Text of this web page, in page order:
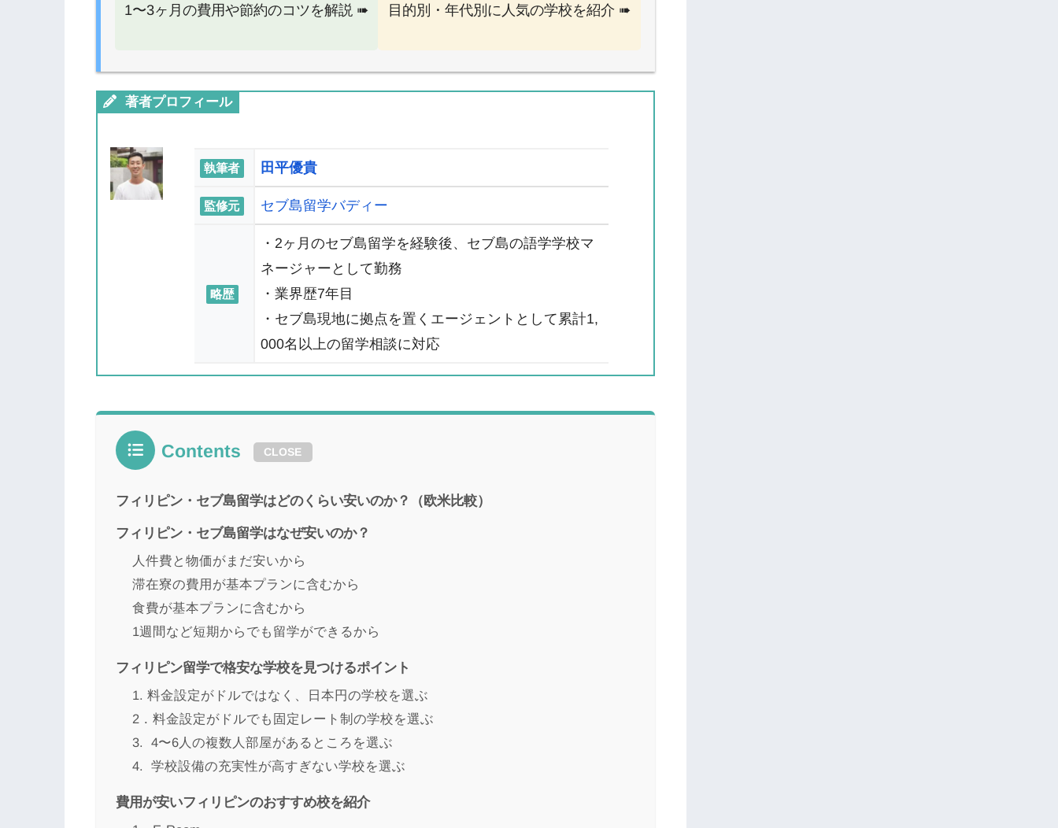
1〜3ヶ月の費用や節約のコツを解説 ➠ 目的別・年代別に人気の学校を紹介 ➠
著者プロフィール
執筆者 田平優貴
監修元 セブ島留学バディー
略歴
・2ヶ月のセブ島留学を経験後、セブ島の語学学校マ
ネージャーとして勤務
・業界歴7年目
・セブ島現地に拠点を置くエージェントとして累計1,
000名以上の留学相談に対応
Contents CLOSE
フィリピン・セブ島留学はどのくらい安いのか？（欧米比較）
フィリピン・セブ島留学はなぜ安いのか？
人件費と物価がまだ安いから
滞在寮の費用が基本プランに含むから
食費が基本プランに含むから
1週間など短期からでも留学ができるから
フィリピン留学で格安な学校を見つけるポイント
1. 料金設定がドルではなく、日本円の学校を選ぶ
2．料金設定がドルでも固定レート制の学校を選ぶ
3. 4〜6人の複数人部屋があるところを選ぶ
4. 学校設備の充実性が高すぎない学校を選ぶ
費用が安いフィリピンのおすすめ校を紹介